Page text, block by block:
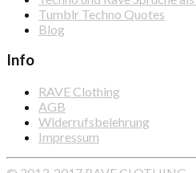
Tumblr Techno Quotes
Blog
Info
RAVE Clothing
AGB
Widerrufsbelehrung
Impressum